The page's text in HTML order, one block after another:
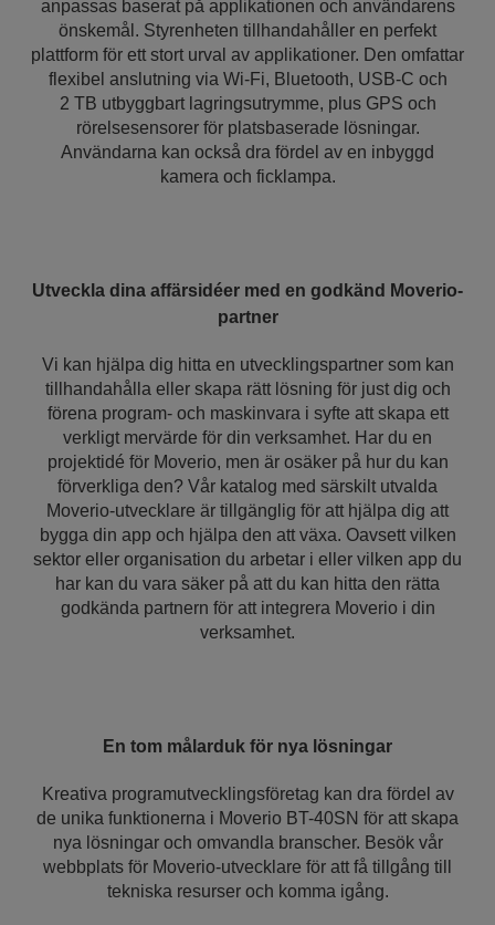
anpassas baserat på applikationen och användarens
önskemål. Styrenheten tillhandahåller en perfekt
plattform för ett stort urval av applikationer. Den omfattar
flexibel anslutning via Wi-Fi, Bluetooth, USB-C och
2 TB utbyggbart lagringsutrymme, plus GPS och
rörelsesensorer för platsbaserade lösningar.
Användarna kan också dra fördel av en inbyggd
kamera och ficklampa.
Utveckla dina affärsidéer med en godkänd Moverio-
partner
Vi kan hjälpa dig hitta en utvecklingspartner som kan
tillhandahålla eller skapa rätt lösning för just dig och
förena program- och maskinvara i syfte att skapa ett
verkligt mervärde för din verksamhet. Har du en
projektidé för Moverio, men är osäker på hur du kan
förverkliga den? Vår katalog med särskilt utvalda
Moverio-utvecklare är tillgänglig för att hjälpa dig att
bygga din app och hjälpa den att växa. Oavsett vilken
sektor eller organisation du arbetar i eller vilken app du
har kan du vara säker på att du kan hitta den rätta
godkända partnern för att integrera Moverio i din
verksamhet.
En tom målarduk för nya lösningar
Kreativa programutvecklingsföretag kan dra fördel av
de unika funktionerna i Moverio BT-40SN för att skapa
nya lösningar och omvandla branscher. Besök vår
webbplats för Moverio-utvecklare för att få tillgång till
tekniska resurser och komma igång.